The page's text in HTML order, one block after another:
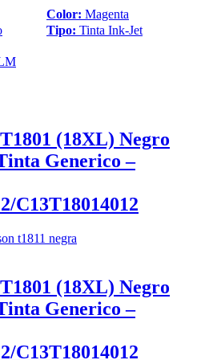
Color: Magenta
Tipo: Tinta Ink-Jet
(18XL) Negro
Generico –
C13T18014012
(18XL) Negro
Generico –
C13T18014012